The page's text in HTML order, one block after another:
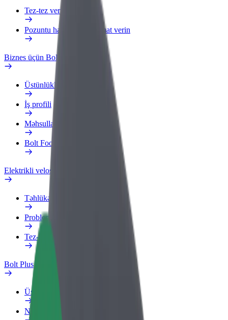
Tez-tez verilən suallar
Pozuntu haqqında məlumat verin
Biznes üçün Bolt
Üstünlüklər
İş profili
Məhsullar
Bolt Food for Business
Elektrikli velosipedlər
Təhlükəsizlik Laboratoriyası
Problemi bildir
Tez-tez verilən suallar
Bolt Plus
Üstünlüklər
Necə qoşulmalı?